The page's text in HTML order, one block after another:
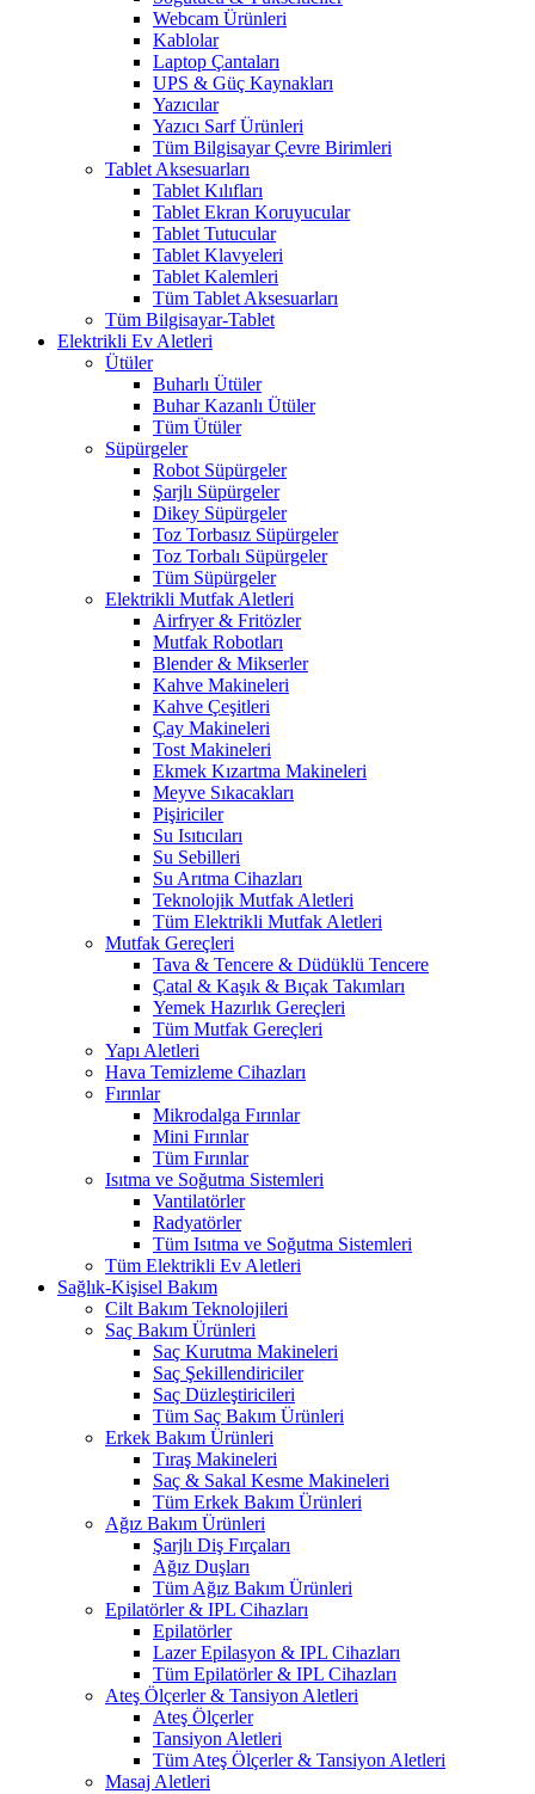
Webcam Ürünleri
Kablolar
Laptop Çantaları
UPS & Güç Kaynakları
Yazıcılar
Yazıcı Sarf Ürünleri
Tüm Bilgisayar Çevre Birimleri
Tablet Aksesuarları
Tablet Kılıfları
Tablet Ekran Koruyucular
Tablet Tutucular
Tablet Klavyeleri
Tablet Kalemleri
Tüm Tablet Aksesuarları
Tüm Bilgisayar-Tablet
Elektrikli Ev Aletleri
Ütüler
Buharlı Ütüler
Buhar Kazanlı Ütüler
Tüm Ütüler
Süpürgeler
Robot Süpürgeler
Şarjlı Süpürgeler
Dikey Süpürgeler
Toz Torbasız Süpürgeler
Toz Torbalı Süpürgeler
Tüm Süpürgeler
Elektrikli Mutfak Aletleri
Airfryer & Fritözler
Mutfak Robotları
Blender & Mikserler
Kahve Makineleri
Kahve Çeşitleri
Çay Makineleri
Tost Makineleri
Ekmek Kızartma Makineleri
Meyve Sıkacakları
Pişiriciler
Su Isıtıcıları
Su Sebilleri
Su Arıtma Cihazları
Teknolojik Mutfak Aletleri
Tüm Elektrikli Mutfak Aletleri
Mutfak Gereçleri
Tava & Tencere & Düdüklü Tencere
Çatal & Kaşık & Bıçak Takımları
Yemek Hazırlık Gereçleri
Tüm Mutfak Gereçleri
Yapı Aletleri
Hava Temizleme Cihazları
Fırınlar
Mikrodalga Fırınlar
Mini Fırınlar
Tüm Fırınlar
Isıtma ve Soğutma Sistemleri
Vantilatörler
Radyatörler
Tüm Isıtma ve Soğutma Sistemleri
Tüm Elektrikli Ev Aletleri
Sağlık-Kişisel Bakım
Cilt Bakım Teknolojileri
Saç Bakım Ürünleri
Saç Kurutma Makineleri
Saç Şekillendiriciler
Saç Düzleştiricileri
Tüm Saç Bakım Ürünleri
Erkek Bakım Ürünleri
Tıraş Makineleri
Saç & Sakal Kesme Makineleri
Tüm Erkek Bakım Ürünleri
Ağız Bakım Ürünleri
Şarjlı Diş Fırçaları
Ağız Duşları
Tüm Ağız Bakım Ürünleri
Epilatörler & IPL Cihazları
Epilatörler
Lazer Epilasyon & IPL Cihazları
Tüm Epilatörler & IPL Cihazları
Ateş Ölçerler & Tansiyon Aletleri
Ateş Ölçerler
Tansiyon Aletleri
Tüm Ateş Ölçerler & Tansiyon Aletleri
Masaj Aletleri